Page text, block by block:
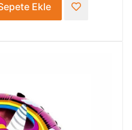
Sepete Ekle